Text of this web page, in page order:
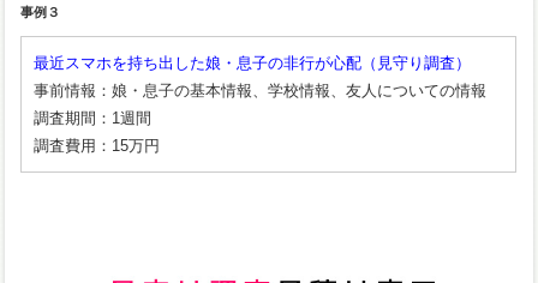
事例３
最近スマホを持ち出した娘・息子の非行が心配（見守り調査）
事前情報：娘・息子の基本情報、学校情報、友人についての情報
調査期間：1週間
調査費用：15万円